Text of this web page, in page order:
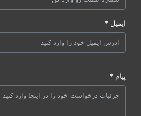
ایمیل *
پیام *